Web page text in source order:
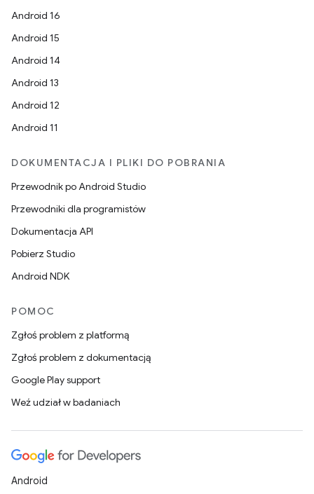
Android 16
Android 15
Android 14
Android 13
Android 12
Android 11
DOKUMENTACJA I PLIKI DO POBRANIA
Przewodnik po Android Studio
Przewodniki dla programistów
Dokumentacja API
Pobierz Studio
Android NDK
POMOC
Zgłoś problem z platformą
Zgłoś problem z dokumentacją
Google Play support
Weź udział w badaniach
Android